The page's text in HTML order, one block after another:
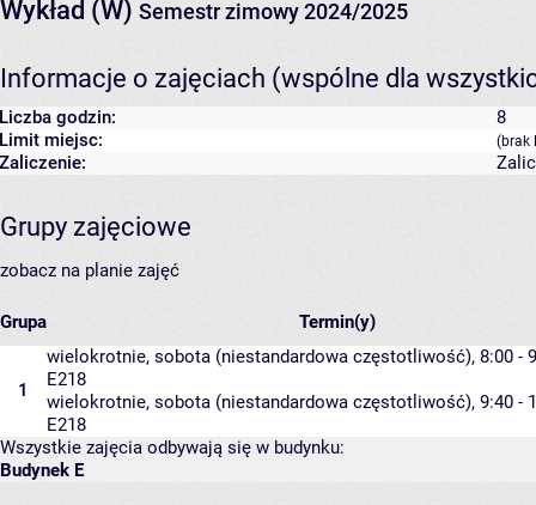
Wykład (W) Semestr zimowy 2024/2025
Informacje o zajęciach (wspólne dla
Liczba godzin:
8
Limit miejsc:
(brak
Zaliczenie:
Grupy zajęciowe
zobacz na planie zajęć
Grupa Termin(y)
1
wielokrotnie, sobota (niestandardowa częstotliwość), 8:00 -
E218
wielokrotnie, sobota (niestandardowa częstotliwość), 9:40 -
E218
Wszystkie zajęcia odbywają się w budynku:
Budynek E